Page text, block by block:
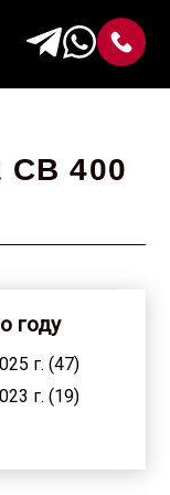
400
году
г. (47)
г. (19)
г. (37)